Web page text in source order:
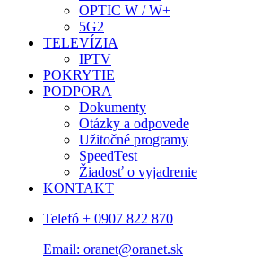
OPTIC W / W+
5G2
TELEVÍZIA
IPTV
POKRYTIE
PODPORA
Dokumenty
Otázky a odpovede
Užitočné programy
SpeedTest
Žiadosť o vyjadrenie
KONTAKT
Telefó + 0907 822 870
Email: oranet@oranet.sk